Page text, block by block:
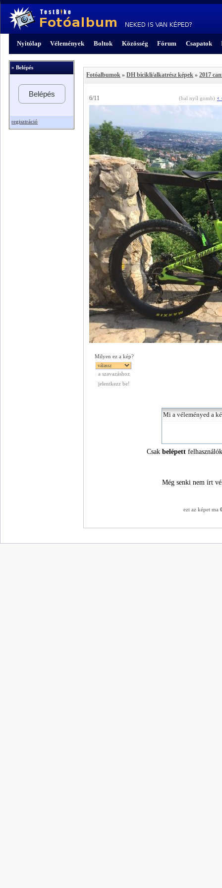
Nyitólap Vélemények Boltok Közösség Fórum Csapatok
» Belépés
Belépés
regisztráció
Fotóalbumok »DH bicikli/alkatrész képek »2017
6/11 (bal nyíl gomb) ‹
Milyen ez a kép?
a szavazáshoz
jelentkezz be!
Csakbelépett
Még senki nem írt
ezt az képet ma